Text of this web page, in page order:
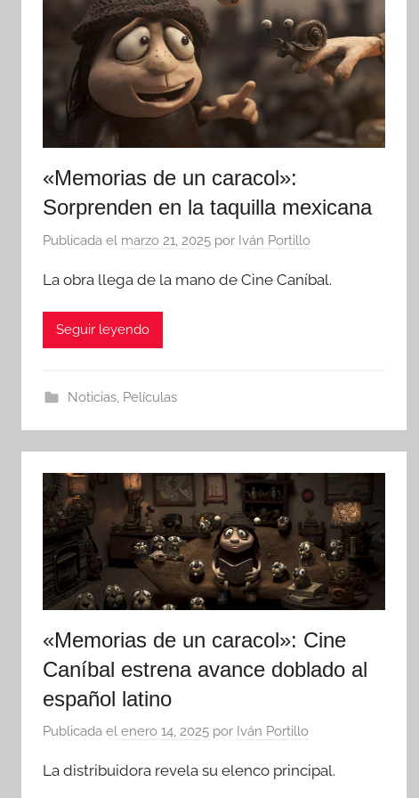
«Memorias de un caracol»:
Sorprenden en la taquilla mexicana
Publicada el marzo 21, 2025 por Iván Portillo
La obra llega de la mano de Cine Caníbal.
Seguir leyendo
Noticias, Películas
«Memorias de un caracol»: Cine
Caníbal estrena avance doblado al
español latino
Publicada el enero 14, 2025 por Iván Portillo
La distribuidora revela su elenco principal.